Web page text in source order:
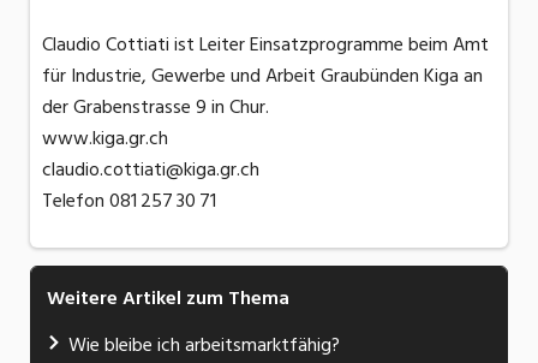
Claudio Cottiati ist Leiter Einsatzprogramme beim Amt
für Industrie, Gewerbe und Arbeit Graubünden Kiga an
der Grabenstrasse 9 in Chur.
www.kiga.gr.ch
claudio.cottiati@kiga.gr.ch
Telefon 081 257 30 71
Weitere Artikel zum Thema
Wie bleibe ich arbeitsmarktfähig?